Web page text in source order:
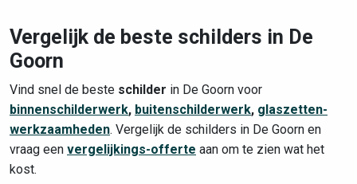
Vergelijk de beste schilders in De
Goorn
Vind snel de beste schilder in De Goorn voor
binnenschilderwerk, buitenschilderwerk, glaszetten-
werkzaamheden. Vergelijk de schilders in De Goorn en
vraag een vergelijkings-offerte aan om te zien wat het
kost.